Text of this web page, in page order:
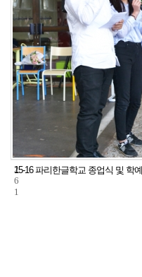
2
6
1
15-16 파리한글학교 종업식 및 학